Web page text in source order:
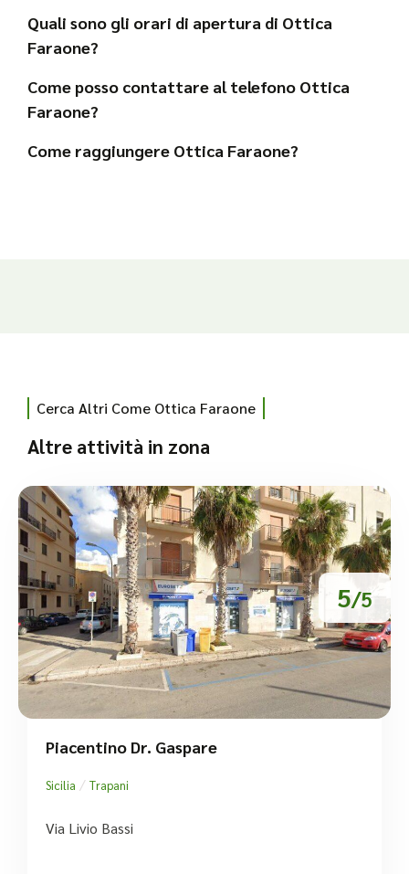
Quali sono gli orari di apertura di Ottica
Faraone?
Come posso contattare al telefono Ottica
Faraone?
Come raggiungere Ottica Faraone?
Cerca Altri Come Ottica Faraone
Altre attività in zona
5/5
Piacentino Dr. Gaspare
Sicilia / Trapani
Via Livio Bassi